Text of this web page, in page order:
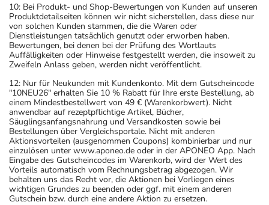
10: Bei Produkt- und Shop-Bewertungen von Kunden auf unseren
Produktdetailseiten können wir nicht sicherstellen, dass diese nur
von solchen Kunden stammen, die die Waren oder
Dienstleistungen tatsächlich genutzt oder erworben haben.
Bewertungen, bei denen bei der Prüfung des Wortlauts
Auffälligkeiten oder Hinweise festgestellt werden, die insoweit zu
Zweifeln Anlass geben, werden nicht veröffentlicht.
12: Nur für Neukunden mit Kundenkonto. Mit dem Gutscheincode
"10NEU26" erhalten Sie 10 % Rabatt für Ihre erste Bestellung, ab
einem Mindestbestellwert von 49 € (Warenkorbwert). Nicht
anwendbar auf rezeptpflichtige Artikel, Bücher,
Säuglingsanfangsnahrung und Versandkosten sowie bei
Bestellungen über Vergleichsportale. Nicht mit anderen
Aktionsvorteilen (ausgenommen Coupons) kombinierbar und nur
einzulösen unter www.aponeo.de oder in der APONEO App. Nach
Eingabe des Gutscheincodes im Warenkorb, wird der Wert des
Vorteils automatisch vom Rechnungsbetrag abgezogen. Wir
behalten uns das Recht vor, die Aktionen bei Vorliegen eines
wichtigen Grundes zu beenden oder ggf. mit einem anderen
Gutschein bzw. durch eine andere Aktion zu ersetzen.